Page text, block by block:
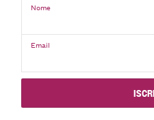
Nome
Email